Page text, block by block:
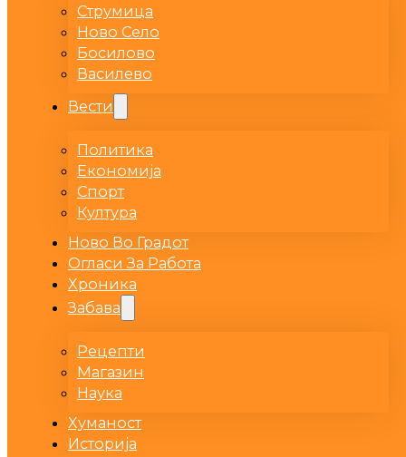
Струмица
Ново Село
Босилово
Василево
Вести
Политика
Економија
Спорт
Култура
Ново Во Градот
Огласи За Работа
Хроника
Забава
Рецепти
Магазин
Наука
Хуманост
Историја